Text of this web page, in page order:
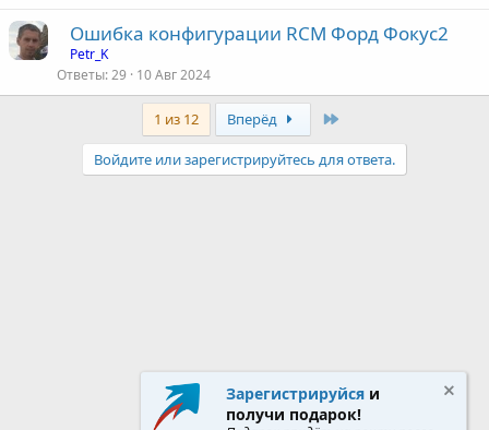
Ошибка конфигурации RCM Форд Фокус2
Petr_K
Ответы 29 10 Авг 2024
1 из 12 Вперёд
Войдите или зарегистрируйтесь для ответа.
Зарегистрируйся и
получи подарок!